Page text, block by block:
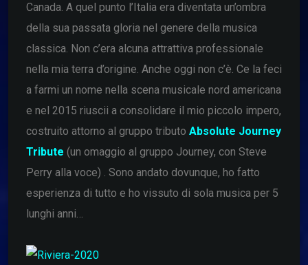
Canada. A quel punto l’Italia era diventata un’ombra
della sua passata gloria nel genere della musica
classica. Non c’era alcuna attrattiva professionale
nella mia terra d’origine. Anche oggi non c’è. Ce la feci
a farmi un nome nella scena musicale nord americana
e nel 2015 riuscii a consolidare il mio piccolo impero,
costruito attorno al gruppo tributo Absolute Journey
Tribute (un omaggio al gruppo Journey, con Steve
Perry alla voce) . Sono andato dovunque, ho fatto
esperienza di tutto e ho vissuto di sola musica per 5
lunghi anni…